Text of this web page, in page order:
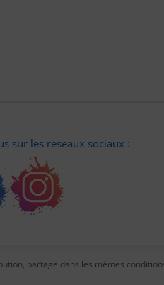
sur les réseaux sociaux :
partage dans les mêmes